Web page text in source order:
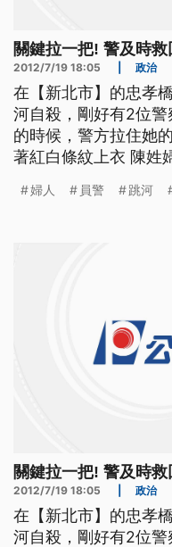
關鍵拉一把! 警及時
2012/7/19 18:05 政治
在【新北市】的忠孝
河自殺，剛好有2位
的時候，警方拉住她的
著紅白條紋上衣 陳姓
還用手比劃 警告員警
婦人 員警 跳河
關鍵拉一把! 警及時
2012/7/19 18:05 政治
在【新北市】的忠孝
河自殺，剛好有2位